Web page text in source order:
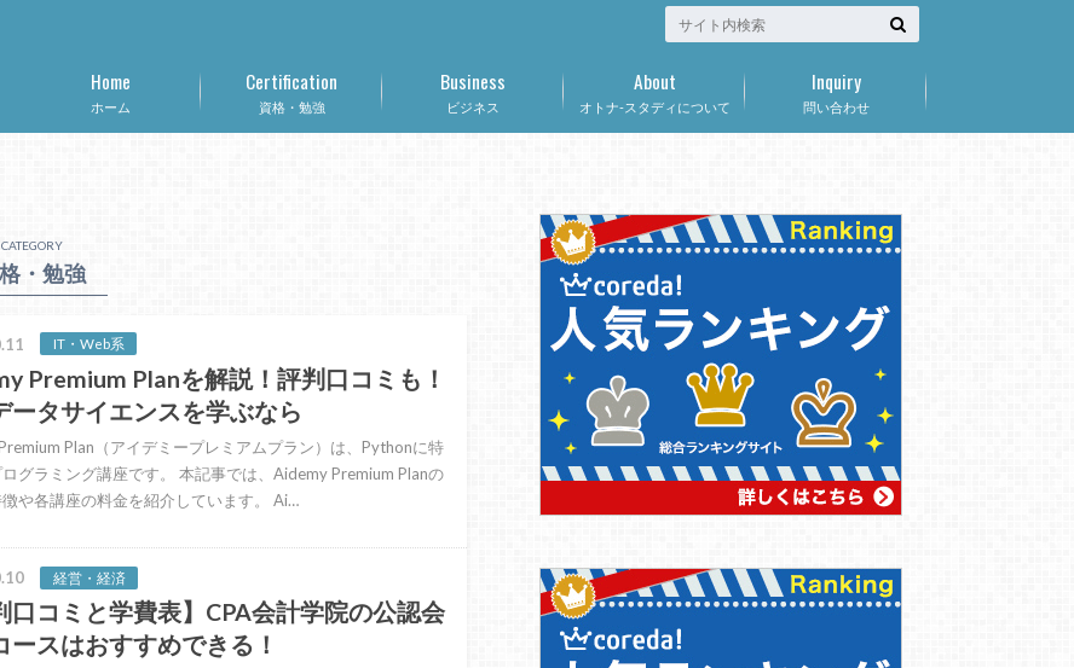
ホーム
Home
資格・勉強
Certification
ビジネス
Business
オトナ-スタディについて
About
問い合わせ
Inquiry
CATEGORY
・勉強
IT・Web系
Premium Planを解説！評判口コミも！
ータサイエンスを学ぶなら
Plan（アイデミープレミアムプラン）は、Pythonに特
グラミング講座です。 本記事では、Aidemy Premium Planの
や各講座の料金を紹介しています。 Ai…
経営・経済
口コミと学費表】CPA会計学院の公認会
ースはおすすめできる！